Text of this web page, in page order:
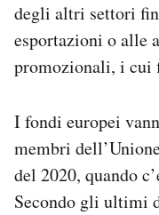
degli altri settori
esportazioni o alle
promozionali, i cui
I fondi europei
membri
del 2020, quando
Secondo gli ultimi